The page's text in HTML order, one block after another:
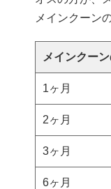
メインクーン
メインクー
1ヶ月
2ヶ月
3ヶ月
6ヶ月